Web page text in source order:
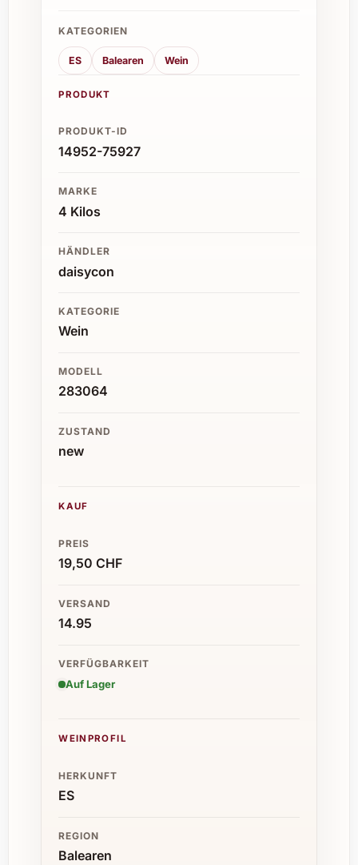
KATEGORIEN
ES Balearen Wein
PRODUKT
PRODUKT-ID
14952-75927
MARKE
4 Kilos
HÄNDLER
daisycon
KATEGORIE
Wein
MODELL
283064
ZUSTAND
new
KAUF
PREIS
19,50 CHF
VERSAND
14.95
VERFÜGBARKEIT
Auf Lager
WEINPROFIL
HERKUNFT
ES
REGION
Balearen